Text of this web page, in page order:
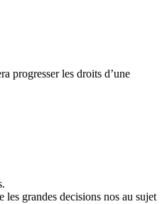
progresser les droits d’une
grandes decisions nos au sujet